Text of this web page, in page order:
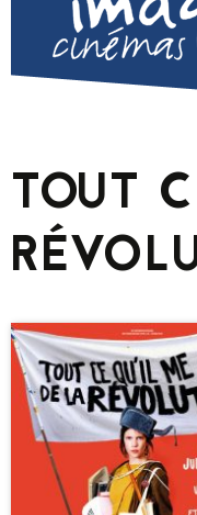
TOUT